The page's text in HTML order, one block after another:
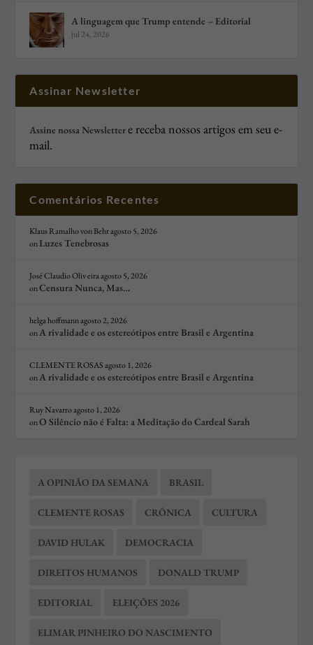
A linguagem que Trump entende – Editorial
jul 24, 2026
Assinar Newsletter
Assine nossa Newslettere receba nossos artigos em seu e-
mail.
Comentários Recentes
Klaus Ramalho von Behragosto 5, 2026
onLuzes Tenebrosas
José Claudio Oliv eiraagosto 5, 2026
onCensura Nunca, Mas…
helga hoffmannagosto 2, 2026
onA rivalidade e os estereótipos entre Brasil e Argentina
CLEMENTE ROSAS agosto 1, 2026
onA rivalidade e os estereótipos entre Brasil e Argentina
Ruy Navarroagosto 1, 2026
onO Silêncio não é Falta: a Meditação do Cardeal Sarah
A OPINIÃO DA SEMANA BRASIL
CLEMENTE ROSAS CRÔNICA CULTURA
DAVID HULAK DEMOCRACIA
DIREITOS HUMANOS DONALD TRUMP
EDITORIAL ELEIÇÕES 2026
ELIMAR PINHEIRO DO NASCIMENTO